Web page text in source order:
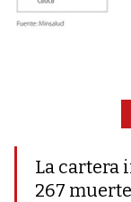
La cartera
267